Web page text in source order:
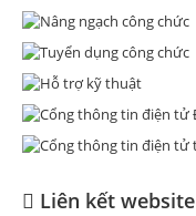
Liên kết website